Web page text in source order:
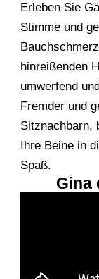
Erleben Sie
Stimme und
hinreißenden
umwerfend
Fremder und
Sitznachbarn,
Ihre Beine in
Spaß.
Gina